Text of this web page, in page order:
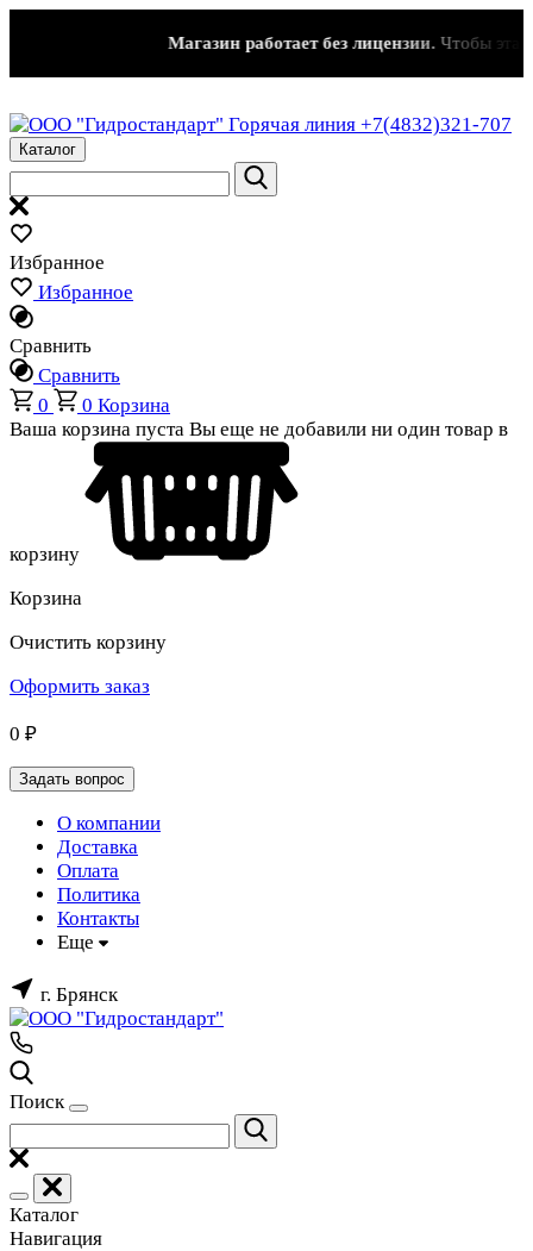
Магазин работает без лицензии.Чтобы эта
Горячая линия +7(4832)321-707
Каталог
Избранное
Избранное
Сравнить
Сравнить
0
0 Корзина
Ваша корзина пуста Вы еще не добавили ни один товар в
корзину
Корзина
Очистить корзину
Оформить заказ
0 ₽
Задать вопрос
О компании
Доставка
Оплата
Политика
Контакты
Еще
г. Брянск
Поиск
Каталог
Навигация